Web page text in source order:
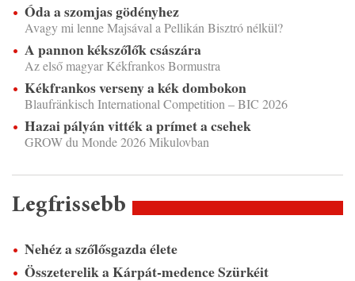
Óda a szomjas gödényhez
Avagy mi lenne Majsával a Pellikán Bisztró nélkül?
A pannon kékszőlők császára
Az első magyar Kékfrankos Bormustra
Kékfrankos verseny a kék dombokon
Blaufränkisch International Competition – BIC 2026
Hazai pályán vitték a prímet a csehek
GROW du Monde 2026 Mikulovban
Legfrissebb
Nehéz a szőlősgazda élete
Összeterelik a Kárpát-medence Szürkéit